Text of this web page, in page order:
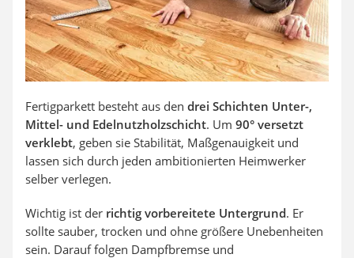
LED-Beamer
Video-Türsprechanlage
Fertigparkett besteht aus den drei Schichten Unter-,
Mittel- und Edelnutzholzschicht. Um 90° versetzt
verklebt, geben sie Stabilität, Maßgenauigkeit und
lassen sich durch jeden ambitionierten Heimwerker
selber verlegen.
Wichtig ist der richtig vorbereitete Untergrund. Er
sollte sauber, trocken und ohne größere Unebenheiten
sein. Darauf folgen Dampfbremse und